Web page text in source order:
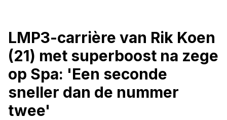
LMP3-carrière van Rik Koen
(21) met superboost na zege
op Spa: 'Een seconde
sneller dan de nummer
twee'